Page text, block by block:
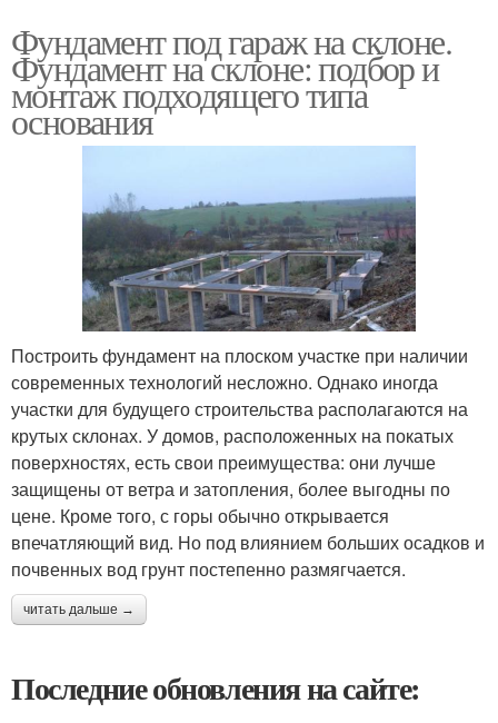
Фундамент под гараж на склоне.
Фундамент на склоне: подбор и
монтаж подходящего типа
основания
Построить фундамент на плоском участке при наличии
современных технологий несложно. Однако иногда
участки для будущего строительства располагаются на
крутых склонах. У домов, расположенных на покатых
поверхностях, есть свои преимущества: они лучше
защищены от ветра и затопления, более выгодны по
цене. Кроме того, с горы обычно открывается
впечатляющий вид. Но под влиянием больших осадков и
почвенных вод грунт постепенно размягчается.
читать дальше →
Последние обновления на сайте: